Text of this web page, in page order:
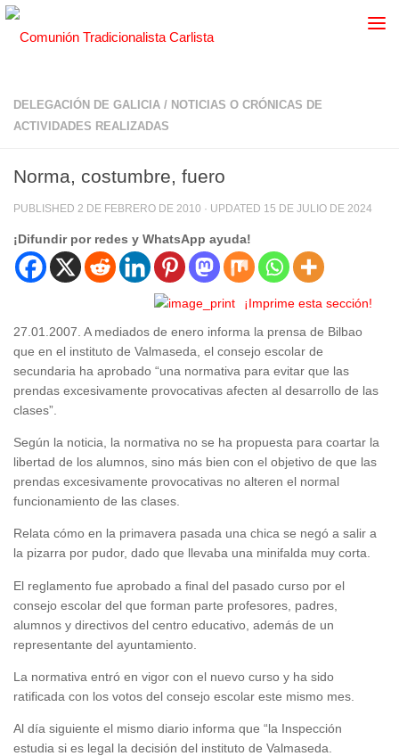
DELEGACIÓN DE GALICIA / NOTICIAS O CRÓNICAS DE
ACTIVIDADES REALIZADAS
Norma, costumbre, fuero
PUBLISHED 2 DE FEBRERO DE 2010 · UPDATED 15 DE JULIO DE 2024
¡Difundir por redes y WhatsApp ayuda!
¡Imprime esta sección!
27.01.2007. A mediados de enero informa la prensa de Bilbao
que en el instituto de Valmaseda, el consejo escolar de
secundaria ha aprobado “una normativa para evitar que las
prendas excesivamente provocativas afecten al desarrollo de las
clases”.
Según la noticia, la normativa no se ha propuesta para coartar la
libertad de los alumnos, sino más bien con el objetivo de que las
prendas excesivamente provocativas no alteren el normal
funcionamiento de las clases.
Relata cómo en la primavera pasada una chica se negó a salir a
la pizarra por pudor, dado que llevaba una minifalda muy corta.
El reglamento fue aprobado a final del pasado curso por el
consejo escolar del que forman parte profesores, padres,
alumnos y directivos del centro educativo, además de un
representante del ayuntamiento.
La normativa entró en vigor con el nuevo curso y ha sido
ratificada con los votos del consejo escolar este mismo mes.
Al día siguiente el mismo diario informa que “la Inspección
estudia si es legal la decisión del instituto de Valmaseda.